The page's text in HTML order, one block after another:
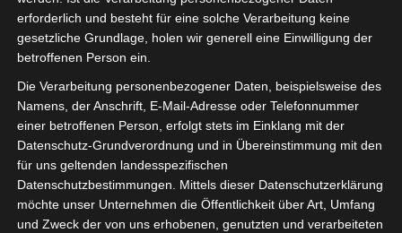
von Google Adsense (Google Ireland Limited, Gordon House, Barrow
Ireland) benötigen wir laut DSGVO Ihre Zustimmung. Es werden seitens
Daten erhoben, verarbeitet und gespeichert. Welche Daten genau
bitte den Datenschutzbedingungen.
Google Adsenseist deaktiviert. ✓ Erlauben Datenschutzbedingungen
Sie befinden sich hier:Startseite»Club Africain Tunis
(CA) – Union Sportive Monastirienne (USMO)
erforderlich und besteht für eine solche Verarbeitung keine
gesetzliche Grundlage, holen wir generell eine Einwilligung der
betroffenen Person ein.
Die Verarbeitung personenbezogener Daten, beispielsweise des
Namens, der Anschrift, E-Mail-Adresse oder Telefonnummer
einer betroffenen Person, erfolgt stets im Einklang mit der
Datenschutz-Grundverordnung und in Übereinstimmung mit den
für uns geltenden landesspezifischen
Datenschutzbestimmungen. Mittels dieser Datenschutzerklärung
möchte unser Unternehmen die Öffentlichkeit über Art, Umfang
und Zweck der von uns erhobenen, genutzten und verarbeiteten